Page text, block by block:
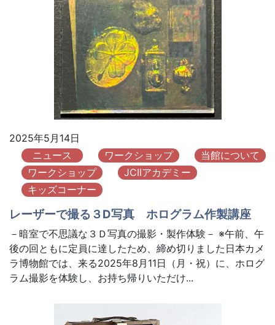
2025年5月14日
ニュース
ワークショップ
当館について
ワークショップ
JCIIアカデミー
キッズコーナー
レーザーで撮る３D写真 ホログラム作製講座
－暗室で不思議な３Ｄ写真の撮影・製作体験－ ※午前、午
後の回ともに定員に達したため、締め切りました日本カメ
ラ博物館では、来る2025年8月11日（月・祝）に、ホログ
ラム撮影を体験し、お持ち帰りいただけ...